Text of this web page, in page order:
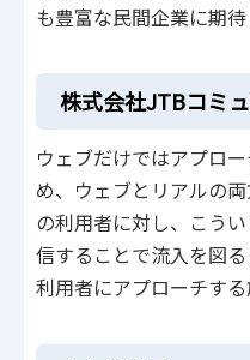
も豊富な民間企業に期
株式会社JTBコミ
ウェブだけではアプロ
め、ウェブとリアルの
の利用者に対し、こう
信することで流入を図
利用者にアプローチする